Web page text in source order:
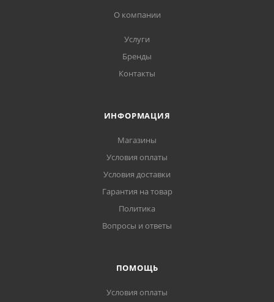
О компании
Услуги
Бренды
Контакты
ИНФОРМАЦИЯ
Магазины
Условия оплаты
Условия доставки
Гарантия на товар
Политика
Вопросы и ответы
ПОМОЩЬ
Условия оплаты